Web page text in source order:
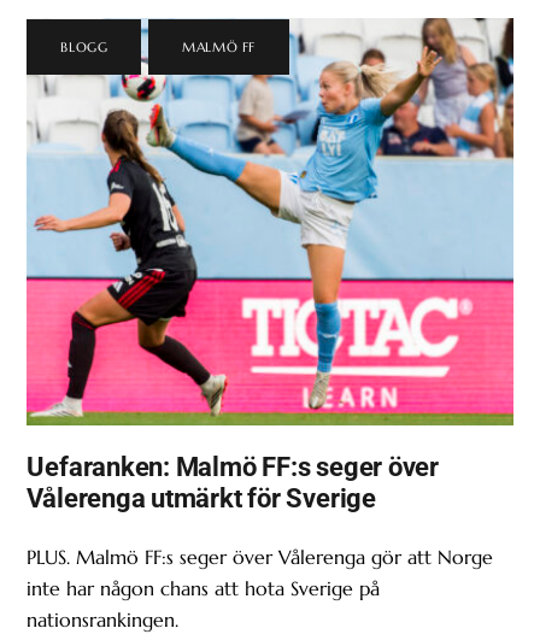
BLOGG MALMÖ FF
Uefaranken: Malmö FF:s seger över
Vålerenga utmärkt för Sverige
PLUS. Malmö FF:s seger över Vålerenga gör att Norge
inte har någon chans att hota Sverige på
nationsrankingen.